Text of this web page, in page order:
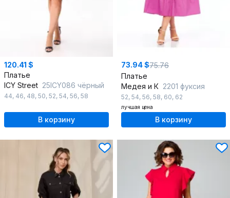
120.41 $
Платье
ICY Street 25ICY086 чёрный
44, 46, 48, 50, 52, 54, 56, 58
В корзину
73.94 $75.76
Платье
Медея и К 2201 фуксия
52, 54, 56, 58, 60, 62
лучшая цена
В корзину